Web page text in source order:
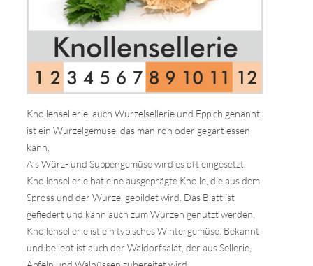
Knollensellerie, auch Wurzelsellerie und Eppich genannt,
ist ein Wurzelgemüse, das man roh oder gegart essen
kann.
Als Würz- und Suppengemüse wird es oft eingesetzt.
Knollensellerie hat eine ausgeprägte Knolle, die aus dem
Spross und der Wurzel gebildet wird. Das Blatt ist
gefiedert und kann auch zum Würzen genutzt werden.
Knollensellerie ist ein typisches Wintergemüse. Bekannt
und beliebt ist auch der Waldorfsalat, der aus Sellerie,